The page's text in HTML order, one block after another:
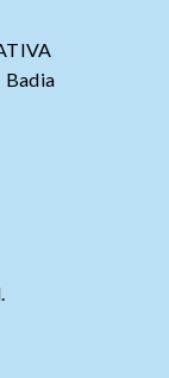
Badia